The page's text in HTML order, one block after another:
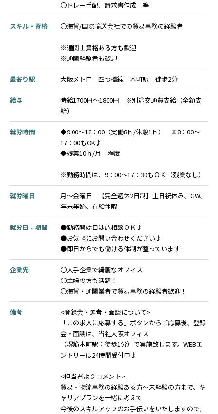
〇ドレー手配、請求書作成 等
スキル・資格 〇海貨/国際輸送会社での貿易事務の経験者
※通関士資格ある方も歓迎
※通関経験者も歓迎
最寄り駅 大阪メトロ 四つ橋線 本町駅 徒歩2分
給与
時給1700円～1800円 ※別途交通費支給（全額支
給）
就労時間
◆9:00～18：00（実働8ｈ/休憩1ｈ） ※8：00～
17：00もOK♪
◆残業10ｈ/月 程度
※勤務時間は、9：00～17：30もＯＫ（残業なし）
就労曜日
月～金曜日 【完全週休2日制】土日祝休み、GW、
年末年始、有給休暇
就労日：期間
●勤務開始日は応相談ＯＫ♪
●お気軽にお問い合わせください♪
●即日からでも働ける体制が整っています
企業先
〇大手企業で綺麗なオフィス
〇主婦の方も活躍！
〇海貨・通関業者で貿易事務の経験者歓迎！
備考
<登録会・選考・面談について>
「この求人に応募する」ボタンからご応募後、登録
会・面談は、当社大阪オフィス
（堺筋本町駅：徒歩1分）で実施致します。WEBエ
ントリーは24時間受付中♪
<担当者よりコメント>
貿易・物流事務の経験ある方～未経験の方まで、キ
ャリアプランを一緒に考えて
今後のスキルアップのお手伝いをいたしますので、